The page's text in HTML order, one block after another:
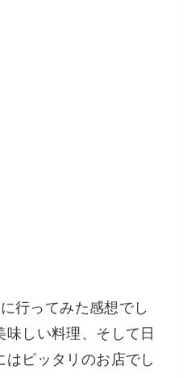
行ってみた感想でし
しい料理、そして日
ピッタリのお店でし